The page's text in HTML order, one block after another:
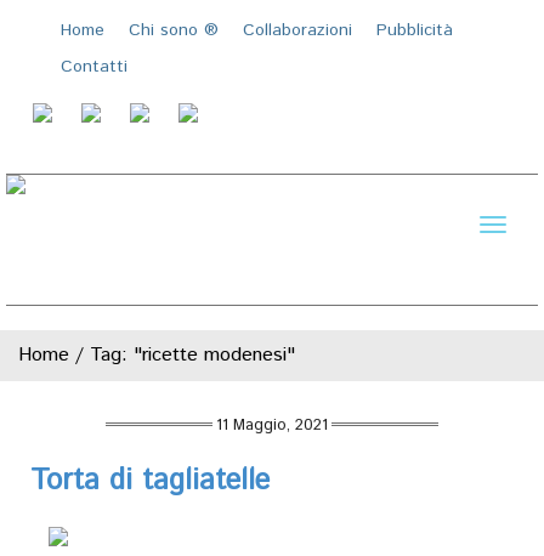
Home Chi sono ®️ Collaborazioni
Pubblicità
Contatti
Home / Tag: "ricette modenesi"
11 Maggio, 2021
Torta di tagliatelle